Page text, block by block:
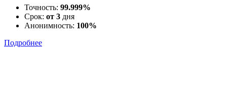
Точность: 99.999%
Срок: от 3 дня
Анонимность: 100%
Подробнее